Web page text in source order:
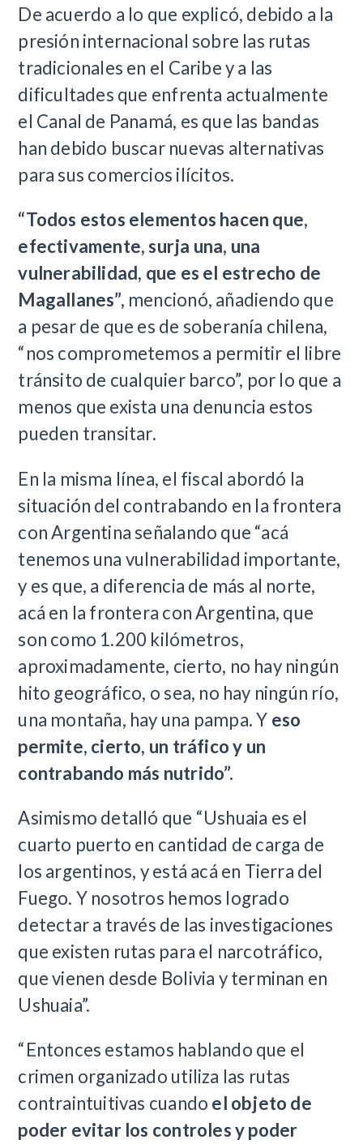
De acuerdo a lo que explicó, debido a la
presión internacional sobre las rutas
tradicionales en el Caribe y a las
dificultades que enfrenta actualmente
el Canal de Panamá, es que las bandas
han debido buscar nuevas alternativas
para sus comercios ilícitos.
“Todos estos elementos hacen que,
efectivamente, surja una, una
vulnerabilidad, que es el estrecho de
Magallanes”, mencionó, añadiendo que
a pesar de que es de soberanía chilena,
“nos comprometemos a permitir el libre
tránsito de cualquier barco”, por lo que a
menos que exista una denuncia estos
pueden transitar.
En la misma línea, el fiscal abordó la
situación del contrabando en la frontera
con Argentina señalando que “acá
tenemos una vulnerabilidad importante,
y es que, a diferencia de más al norte,
acá en la frontera con Argentina, que
son como 1.200 kilómetros,
aproximadamente, cierto, no hay ningún
hito geográfico, o sea, no hay ningún río,
una montaña, hay una pampa. Y eso
permite, cierto, un tráfico y un
contrabando más nutrido”.
Asimismo detalló que “Ushuaia es el
cuarto puerto en cantidad de carga de
los argentinos, y está acá en Tierra del
Fuego. Y nosotros hemos logrado
detectar a través de las investigaciones
que existen rutas para el narcotráfico,
que vienen desde Bolivia y terminan en
Ushuaia”.
“Entonces estamos hablando que el
crimen organizado utiliza las rutas
contraintuitivas cuando el objeto de
poder evitar los controles y poder